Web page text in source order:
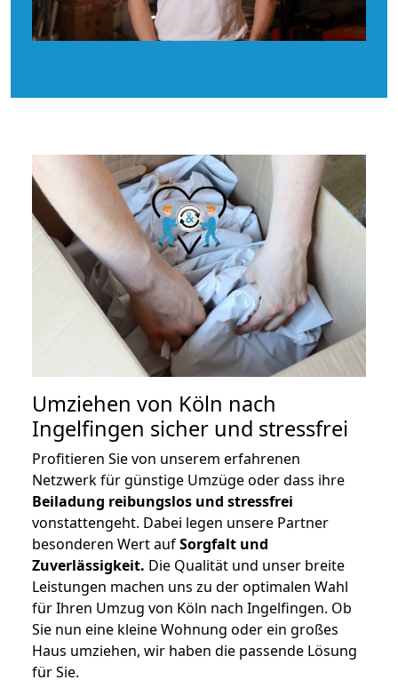
Umziehen von Köln nach
Ingelfingen sicher und stressfrei
Profitieren Sie von unserem erfahrenen
Netzwerk für günstige Umzüge oder dass ihre
Beiladung reibungslos und stressfrei
vonstattengeht. Dabei legen unsere Partner
besonderen Wert aufSorgfalt und
Zuverlässigkeit. Die Qualität und unser breite
Leistungen machen uns zu der optimalen Wahl
für Ihren Umzug von Köln nach Ingelfingen. Ob
Sie nun eine kleine Wohnung oder ein großes
Haus umziehen, wir haben die passende Lösung
für Sie.